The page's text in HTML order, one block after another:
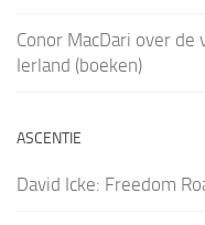
Conor MacDari over
Ierland (boeken)
ASCENTIE
David Icke: Freedom